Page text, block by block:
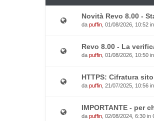
Novità Revo 8.00 -
da puffin , 01/08/2026, 10:52 in
Revo 8.00 - La
da puffin , 01/08/2026, 10:50 in
HTTPS: Cifratura sito
da puffin , 21/07/2025, 10:56 in
IMPORTANTE - per
da puffin , 02/08/2024, 6:30 in